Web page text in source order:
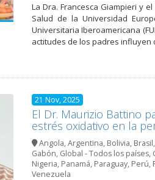
La Dra. Francesca Giampieri y
Salud de la Universidad
Universitaria Iberoamericana
actitudes de los padres
21 Nov, 2025
El Dr. Maurizio Battino
estrés oxidativo en la
Angola,Argentina, Bolivia, Brasil,
Gabón, Global - Todos los países,
Nigeria, Panamá, Paraguay, Perú,
Venezuela